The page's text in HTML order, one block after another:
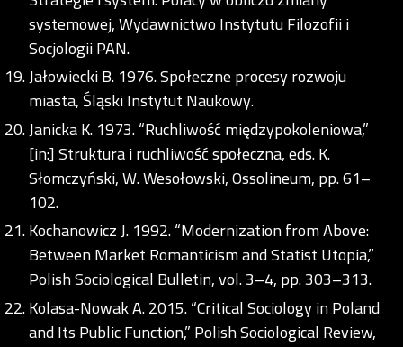
systemowej, Wydawnictwo Instytutu Filozofii i
Socjologii PAN.
Jałowiecki B. 1976. Społeczne procesy rozwoju
miasta, Śląski Instytut Naukowy.
Janicka K. 1973. “Ruchliwość międzypokoleniowa,”
[in:] Struktura i ruchliwość społeczna, eds. K.
Słomczyński, W. Wesołowski, Ossolineum, pp. 61–
102.
Kochanowicz J. 1992. “Modernization from Above:
Between Market Romanticism and Statist Utopia,”
Polish Sociological Bulletin, vol. 3–4, pp. 303–313.
Kolasa-Nowak A. 2015. “Critical Sociology in Poland
and Its Public Function,” Polish Sociological Review,